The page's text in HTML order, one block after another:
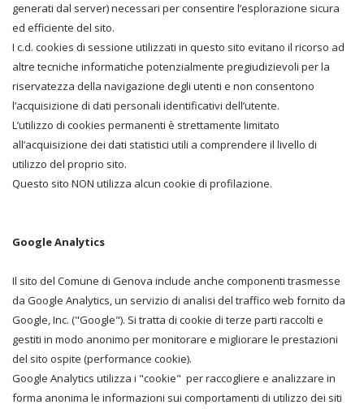
generati dal server) necessari per consentire l’esplorazione sicura
ed efficiente del sito.
I c.d. cookies di sessione utilizzati in questo sito evitano il ricorso ad
altre tecniche informatiche potenzialmente pregiudizievoli per la
riservatezza della navigazione degli utenti e non consentono
l’acquisizione di dati personali identificativi dell’utente.
L’utilizzo di cookies permanenti è strettamente limitato
all’acquisizione dei dati statistici utili a comprendere il livello di
utilizzo del proprio sito.
Questo sito NON utilizza alcun cookie di profilazione.
Google Analytics
Il sito del Comune di Genova include anche componenti trasmesse
da Google Analytics, un servizio di analisi del traffico web fornito da
Google, Inc. ("Google"). Si tratta di cookie di terze parti raccolti e
gestiti in modo anonimo per monitorare e migliorare le prestazioni
del sito ospite (performance cookie).
Google Analytics utilizza i "cookie" per raccogliere e analizzare in
forma anonima le informazioni sui comportamenti di utilizzo dei siti